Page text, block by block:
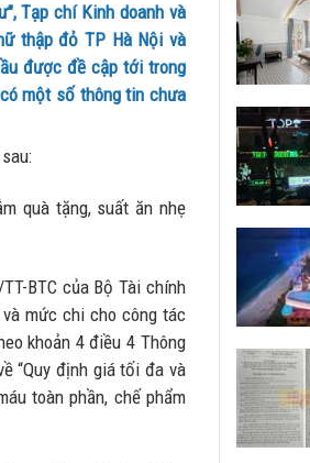
Tạp chí Kinh doanh và
thập đỏ TP Hà Nội và
được đề cập tới trong
một số thông tin chưa
quà tặng, suất ăn nhẹ
BTC của Bộ Tài chính
mức chi cho công tác
khoản 4 điều 4 Thông
“Quy định giá tối đa và
toàn phần, chế phẩm